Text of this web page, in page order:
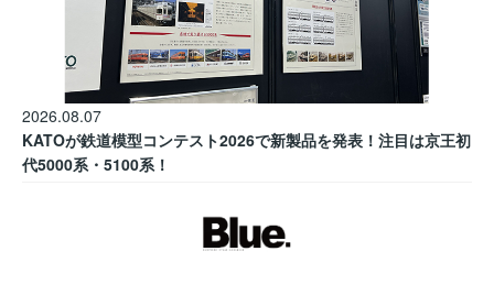
2026.08.07
KATOが鉄道模型コンテスト2026で新製品を発表！注目は京王初
代5000系・5100系！